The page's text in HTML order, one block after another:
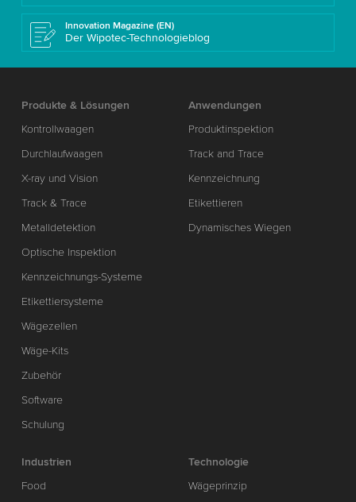
Innovation Magazine (EN)
Der Wipotec-Technologieblog
Produkte & Lösungen
Kontrollwaagen
Durchlaufwaagen
X-ray und Vision
Track & Trace
Metalldetektion
Optische Inspektion
Kennzeichnungs-Systeme
Etikettiersysteme
Wägezellen
Wäge-Kits
Zubehör
Software
Schulung
Anwendungen
Produktinspektion
Track and Trace
Kennzeichnung
Etikettieren
Dynamisches Wiegen
Industrien
Food
Technologie
Wägeprinzip